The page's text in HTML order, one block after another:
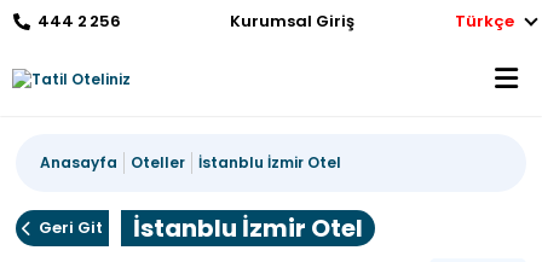
444 2 256 Kurumsal Giriş Türkçe
Anasayfa Oteller İstanblu İzmir Otel
Geri Git
İstanblu İzmir Otel